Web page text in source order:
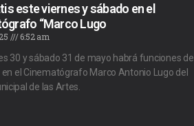
este viernes y sábado en el
“Marco Lugo
6:52 am
30 y sábado 31 de mayo habrá funciones de
en el Cinematógrafo Marco Antonio Lugo del
de las Artes.